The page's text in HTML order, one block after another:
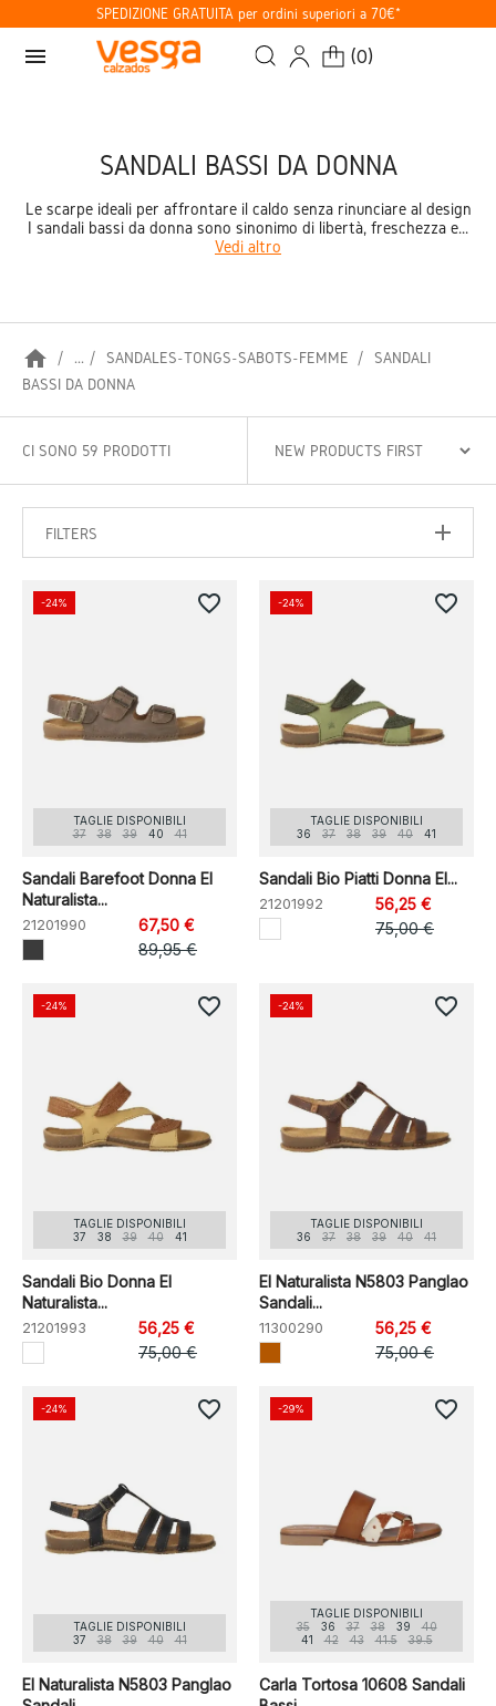
SPEDIZIONE GRATUITA per ordini superiori a 70€*
menu (0)
SANDALI BASSI DA DONNA
Le scarpe ideali per affrontare il caldo senza rinunciare al design
I sandali bassi da donna sono sinonimo di libertà, freschezza e...
Vedi altro
home ... SANDALES-TONGS-SABOTS-FEMME
SANDALI
BASSI DA DONNA
CI SONO 59 PRODOTTI
FILTERS
TAGLIE DISPONIBILI
37
38 39 40 41
Sandali Barefoot Donna El
Naturalista...
21201990
67,50 €
89,95 €
-24% favorite_border
TAGLIE DISPONIBILI
36
37 38 39 40 41
Sandali Bio Piatti Donna El...
21201992
56,25 €
75,00 €
-24% favorite_border
TAGLIE DISPONIBILI
37
38 39 40 41
Sandali Bio Donna El
Naturalista...
21201993
56,25 €
75,00 €
-24% favorite_border
TAGLIE DISPONIBILI
36
37 38 39 40 41
El Naturalista N5803 Panglao
Sandali...
11300290
56,25 €
75,00 €
-24% favorite_border
TAGLIE DISPONIBILI
37
38 39 40 41
El Naturalista N5803 Panglao
-24% favorite_border
TAGLIE DISPONIBILI
35
36 37 38 39
40
41
42 43 41.5 39.5
Carla Tortosa 10608 Sandali
-29% favorite_border